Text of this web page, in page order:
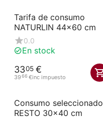
Tarifa de consumo
NATURLIN 44x60 cm
0.0
En stock
3305 €
3966 €inc impuesto
Consumo seleccionado
RESTO 30x40 cm